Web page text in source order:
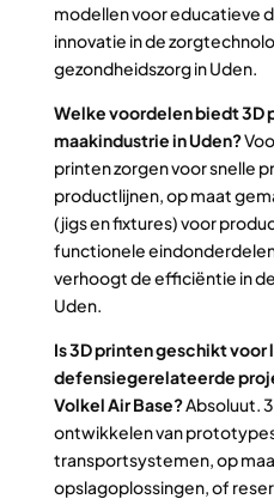
modellen voor educatieve
innovatie in de
gezondheidszorg in Uden.
Welke voordelen biedt 3D
maakindustrie in Uden?
printen zorgen voor snelle
productlijnen, op maat
(jigs en fixtures) voor
functionele
verhoogt de efficiëntie in
Uden.
Is 3D printen geschikt
defensiegerelateerde
Volkel Air Base?Absoluut.
ontwikkelen van
transportsystemen, op
opslagoplossingen, of